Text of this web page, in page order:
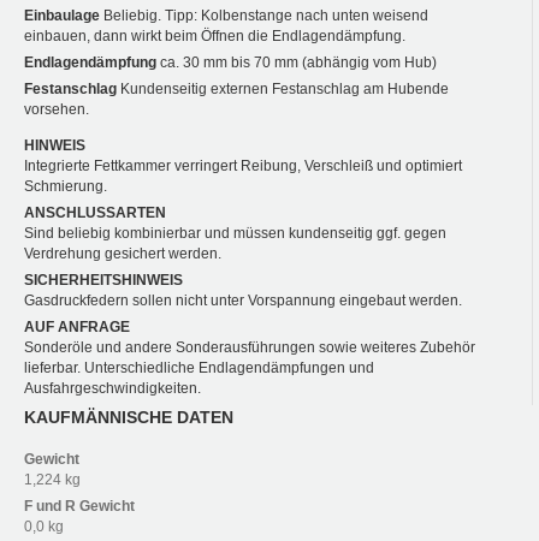
Einbaulage Beliebig. Tipp: Kolbenstange nach unten weisend
einbauen, dann wirkt beim Öffnen die Endlagendämpfung.
Endlagendämpfung ca. 30 mm bis 70 mm (abhängig vom Hub)
Festanschlag Kundenseitig externen Festanschlag am Hubende
vorsehen.
HINWEIS
Integrierte Fettkammer verringert Reibung, Verschleiß und optimiert
Schmierung.
ANSCHLUSSARTEN
Sind beliebig kombinierbar und müssen kundenseitig ggf. gegen
Verdrehung gesichert werden.
SICHERHEITSHINWEIS
Gasdruckfedern sollen nicht unter Vorspannung eingebaut werden.
AUF ANFRAGE
Sonderöle und andere Sonderausführungen sowie weiteres Zubehör
lieferbar. Unterschiedliche Endlagendämpfungen und
Ausfahrgeschwindigkeiten.
KAUFMÄNNISCHE DATEN
Gewicht
1,224 kg
F und R Gewicht
0,0 kg